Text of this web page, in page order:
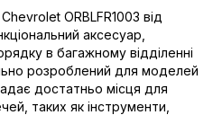
ORBLFR1003 від
аксесуар,
в багажному відділенні
розроблений для моделей
достатньо місця для
таких як інструменти,